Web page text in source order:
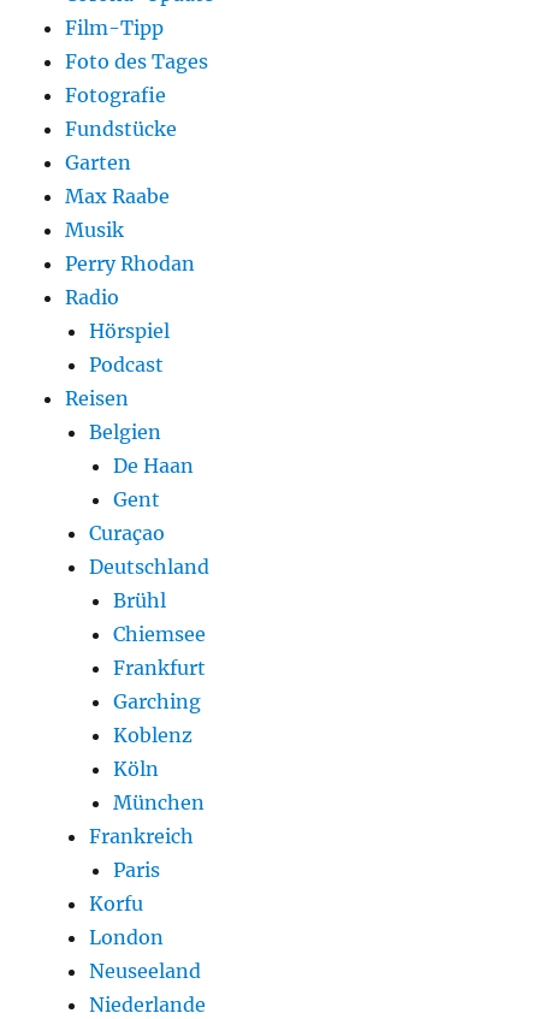
Film-Tipp
Foto des Tages
Fotografie
Fundstücke
Garten
Max Raabe
Musik
Perry Rhodan
Radio
Hörspiel
Podcast
Reisen
Belgien
De Haan
Gent
Curaçao
Deutschland
Brühl
Chiemsee
Frankfurt
Garching
Koblenz
Köln
München
Frankreich
Paris
Korfu
London
Neuseeland
Niederlande